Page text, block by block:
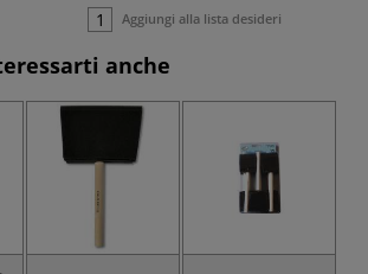
Aggiungi alla lista desideri
anche